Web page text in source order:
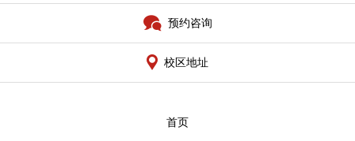
预约咨询
校区地址
首页